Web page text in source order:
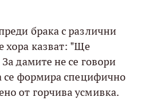
брака с различни
хора казват: "Ще
дамите не се говори
се формира специфично
от горчива усмивка.